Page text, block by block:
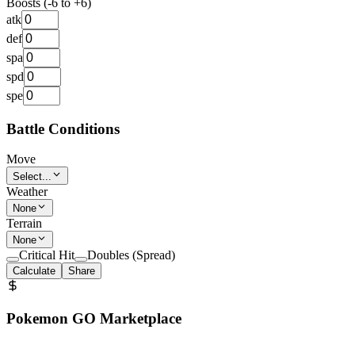
Boosts (-6 to +6)
atk
def
spa
spd
spe
Battle Conditions
Move
Select...
Weather
None
Terrain
None
Critical Hit Doubles (Spread)
Calculate Share
Pokemon GO Marketplace